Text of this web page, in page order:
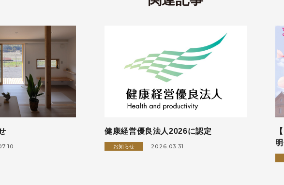
健康経営優良法人2026に認定
お知らせ 2026.03.31